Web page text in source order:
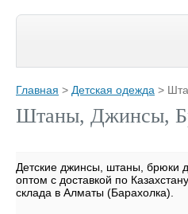
Главная > Детская одежда >
Штаны, Джинсы,
Детские джинсы, штаны, брюки
оптом с доставкой по
склада в Алматы (Барахолка).